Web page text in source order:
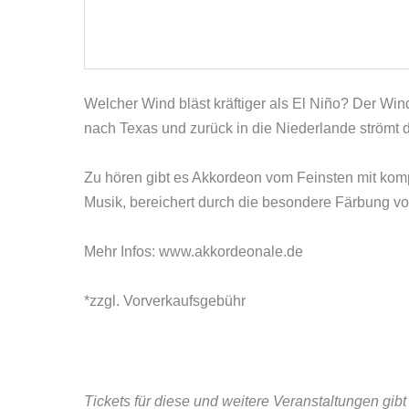
Welcher Wind bläst kräftiger als El Niño? Der
nach Texas und zurück in die Niederlande strömt
Zu hören gibt es Akkordeon vom Feinsten mit
Musik, bereichert durch die besondere Färbung
Mehr Infos: www.akkordeonale.de
*zzgl. Vorverkaufsgebühr
Tickets für diese und weitere Veranstaltungen